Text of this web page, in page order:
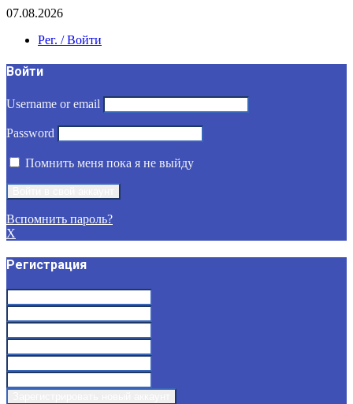
07.08.2026
Рег. / Войти
Войти
Username or email
Password
Помнить меня пока я не выйду
Вспомнить пароль?
X
Регистрация